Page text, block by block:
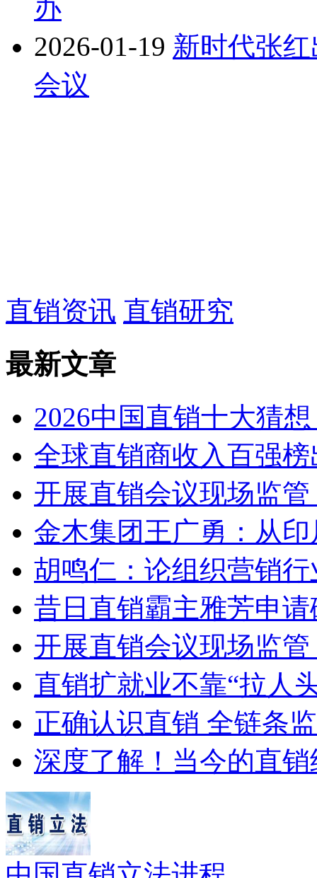
办
2026-01-19 新时代张
会议
直销资讯 直销研究
最新文章
2026中国直销十大猜
全球直销商收入百强
开展直销会议现场监
金木集团王广勇：从
胡鸣仁：论组织营销
昔日直销霸主雅芳申
开展直销会议现场监
直销扩就业不靠“拉人
正确认识直销 全链条
深度了解！当今的直